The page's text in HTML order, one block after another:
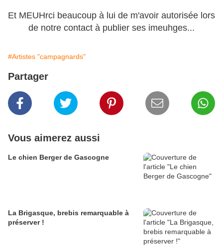
Et MEUHrci beaucoup à lui de m'avoir autorisée lors
de notre contact à publier ses imeuhges...
#Artistes "campagnards"
Partager
Vous aimerez aussi
Le chien Berger de Gascogne
La Brigasque, brebis remarquable à
préserver !